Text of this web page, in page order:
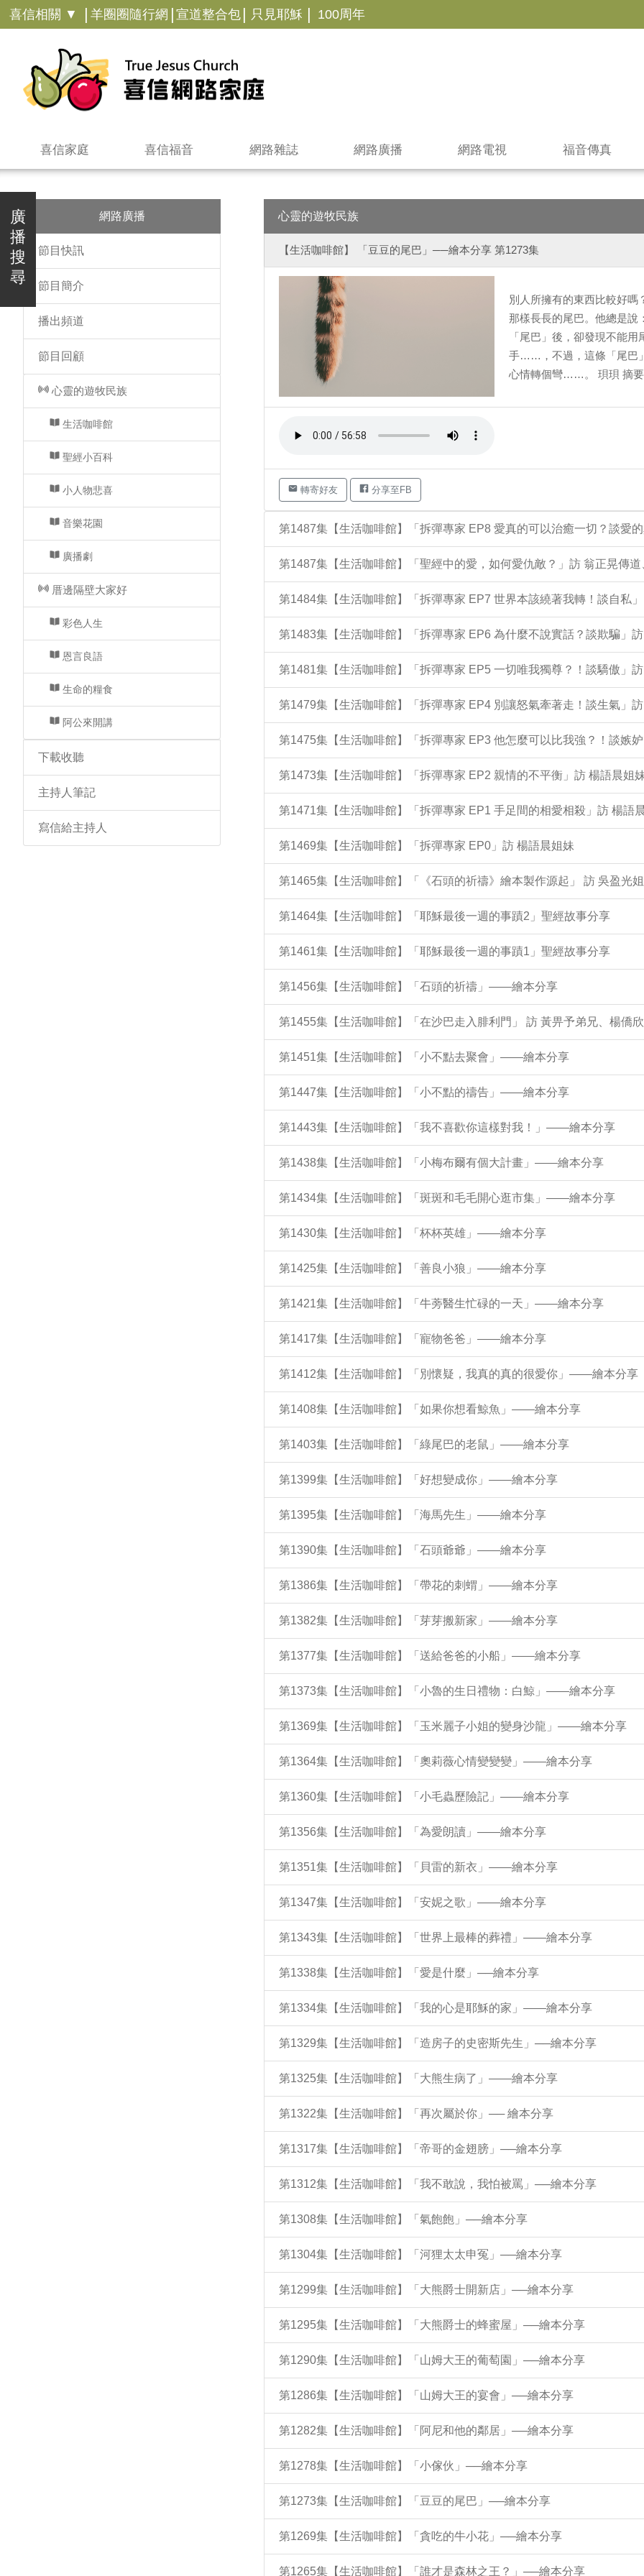
喜信相關 ▼ | 羊圈圈隨行網 | 宣道整合包 | 只見耶穌 | 100周年
喜信家庭 喜信福音 網路雜誌 網路廣播 網路電視 福音傳真
廣
播
搜
尋
網路廣播
節目快訊
節目簡介
播出頻道
節目回顧
心靈的遊牧民族
生活咖啡館
聖經小百科
小人物悲喜
音樂花園
廣播劇
厝邊隔壁大家好
彩色人生
恩言良語
生命的糧食
阿公來開講
下載收聽
主持人筆記
寫信給主持人
心靈的遊牧民族
【生活咖啡館】 「豆豆的尾巴」──繪本分享 第1273集
別人所擁有的東西比較好嗎
那樣長長的尾巴。他總是說
「尾巴」後，卻發現不能
手……，不過，這條「尾巴
心情轉個彎……。 珼珼 摘要
轉寄好友 分享至FB
第1487集【生活咖啡館】「拆彈專家 EP8 愛真的可以治癒一切？談愛
第1487集【生活咖啡館】「聖經中的愛，如何愛仇敵？」訪 翁正晃傳
第1484集【生活咖啡館】「拆彈專家 EP7 世界本該繞著我轉！談自私
第1483集【生活咖啡館】「拆彈專家 EP6 為什麼不說實話？談欺騙」
第1481集【生活咖啡館】「拆彈專家 EP5 一切唯我獨尊？！談驕傲」
第1479集【生活咖啡館】「拆彈專家 EP4 別讓怒氣牽著走！談生氣」
第1475集【生活咖啡館】「拆彈專家 EP3 他怎麼可以比我強？！談嫉
第1473集【生活咖啡館】「拆彈專家 EP2 親情的不平衡」訪 楊語晨姐
第1471集【生活咖啡館】「拆彈專家 EP1 手足間的相愛相殺」訪 楊語
第1469集【生活咖啡館】「拆彈專家 EP0」訪 楊語晨姐妹
第1465集【生活咖啡館】「《石頭的祈禱》繪本製作源起」 訪 吳盈光
第1464集【生活咖啡館】「耶穌最後一週的事蹟2」聖經故事分享
第1461集【生活咖啡館】「耶穌最後一週的事蹟1」聖經故事分享
第1456集【生活咖啡館】「石頭的祈禱」——繪本分享
第1455集【生活咖啡館】「在沙巴走入腓利門」 訪 黃畀予弟兄、楊僑
第1451集【生活咖啡館】「小不點去聚會」——繪本分享
第1447集【生活咖啡館】「小不點的禱告」——繪本分享
第1443集【生活咖啡館】「我不喜歡你這樣對我！」——繪本分享
第1438集【生活咖啡館】「小梅布爾有個大計畫」——繪本分享
第1434集【生活咖啡館】「斑斑和毛毛開心逛市集」——繪本分享
第1430集【生活咖啡館】「杯杯英雄」——繪本分享
第1425集【生活咖啡館】「善良小狼」——繪本分享
第1421集【生活咖啡館】「牛蒡醫生忙碌的一天」——繪本分享
第1417集【生活咖啡館】「寵物爸爸」——繪本分享
第1412集【生活咖啡館】「別懷疑，我真的真的很愛你」——繪本分享
第1408集【生活咖啡館】「如果你想看鯨魚」——繪本分享
第1403集【生活咖啡館】「綠尾巴的老鼠」——繪本分享
第1399集【生活咖啡館】「好想變成你」——繪本分享
第1395集【生活咖啡館】「海馬先生」——繪本分享
第1390集【生活咖啡館】「石頭爺爺」——繪本分享
第1386集【生活咖啡館】「帶花的刺蝟」——繪本分享
第1382集【生活咖啡館】「芽芽搬新家」——繪本分享
第1377集【生活咖啡館】「送給爸爸的小船」——繪本分享
第1373集【生活咖啡館】「小魯的生日禮物：白鯨」——繪本分享
第1369集【生活咖啡館】「玉米麗子小姐的變身沙龍」——繪本分享
第1364集【生活咖啡館】「奧莉薇心情變變變」——繪本分享
第1360集【生活咖啡館】「小毛蟲歷險記」——繪本分享
第1356集【生活咖啡館】「為愛朗讀」——繪本分享
第1351集【生活咖啡館】「貝雷的新衣」——繪本分享
第1347集【生活咖啡館】「安妮之歌」——繪本分享
第1343集【生活咖啡館】「世界上最棒的葬禮」——繪本分享
第1338集【生活咖啡館】「愛是什麼」──繪本分享
第1334集【生活咖啡館】「我的心是耶穌的家」——繪本分享
第1329集【生活咖啡館】「造房子的史密斯先生」──繪本分享
第1325集【生活咖啡館】「大熊生病了」——繪本分享
第1322集【生活咖啡館】「再次屬於你」── 繪本分享
第1317集【生活咖啡館】「帝哥的金翅膀」──繪本分享
第1312集【生活咖啡館】「我不敢說，我怕被罵」──繪本分享
第1308集【生活咖啡館】「氣飽飽」──繪本分享
第1304集【生活咖啡館】「河狸太太申冤」──繪本分享
第1299集【生活咖啡館】「大熊爵士開新店」──繪本分享
第1295集【生活咖啡館】「大熊爵士的蜂蜜屋」──繪本分享
第1290集【生活咖啡館】「山姆大王的葡萄園」──繪本分享
第1286集【生活咖啡館】「山姆大王的宴會」──繪本分享
第1282集【生活咖啡館】「阿尼和他的鄰居」──繪本分享
第1278集【生活咖啡館】「小傢伙」──繪本分享
第1273集【生活咖啡館】「豆豆的尾巴」──繪本分享
第1269集【生活咖啡館】「貪吃的牛小花」──繪本分享
第1265集【生活咖啡館】「誰才是森林之王？」──繪本分享